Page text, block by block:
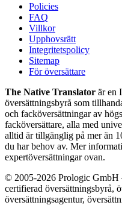
Policies
FAQ
Villkor
Upphovsrätt
Integritetspolicy
Sitemap
För översättare
The Native Translator är en
översättningsbyrå som
och facköversättningar av
facköversättare, alla med
alltid är tillgänglig på mer än
du har behov av. Mer
expertöversättningar ovan.
© 2005-2026 Prologic GmbH
certifierad översättningsbyrå,
översättningsagentur,